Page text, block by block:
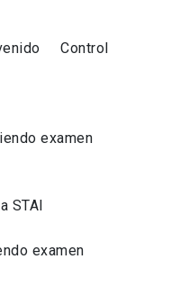
Control
examen
STAI
examen